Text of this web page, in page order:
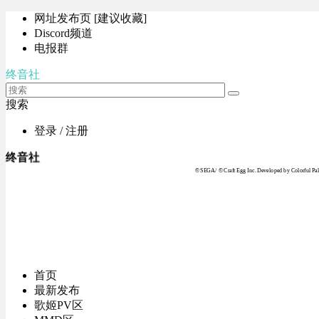
网址发布页 [建议收藏]
Discord频道
电报群
终音社
搜索
登录 / 注册
终音社
© SEGA / © Craft Egg Inc. Developed by Colorful
首页
最新发布
歌姬PV区